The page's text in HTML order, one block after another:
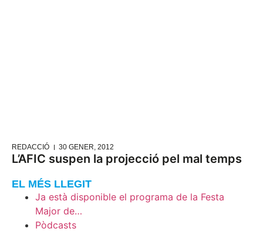
REDACCIÓ 30 GENER, 2012
L’AFIC suspen la projecció pel mal temps
EL MÉS LLEGIT
Ja està disponible el programa de la Festa
Major de…
Pòdcasts